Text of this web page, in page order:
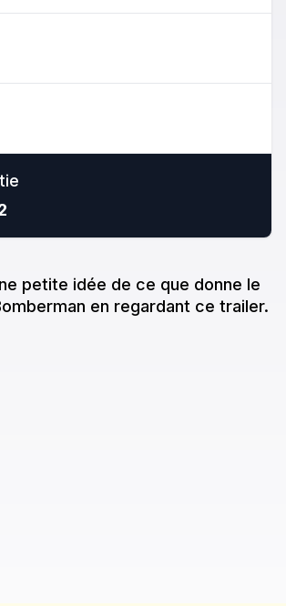
petite idée de ce que donne le
en regardant ce trailer.